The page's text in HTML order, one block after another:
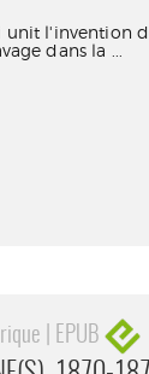
unit l'invention
dans la ...
| EPUB